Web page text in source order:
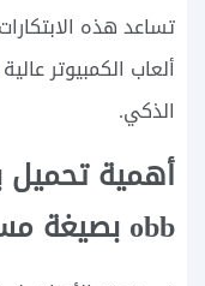
تساعد هذه
ألعاب الكمبيوتر
الذكي.
obb بصيغة مستقلة